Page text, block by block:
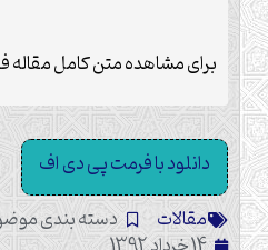
برای مشاهده متن کامل مقاله
دانلود با فرمت پی دی اف
مقالات
دسته بندی